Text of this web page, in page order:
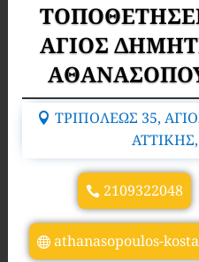
ΑΓΙΟΣ
ΤΡΙΠΟΛΕΩΣ 35,
ΑΤΤΙΚΗΣ,
2109322048
athanasopoulos-